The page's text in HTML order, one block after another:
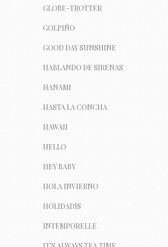
GLOBE-TROTTER
GOLPIÑO
GOOD DAY SUNSHINE
HABLANDO DE SIRENAS
HANAMI
HASTA LA CONCHA
HAWAII
HELLO
HEY BABY
HOLA INVIERNO
HOLIDADIS
INTEMPORELLE